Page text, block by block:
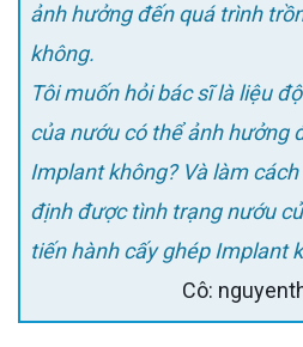
ảnh hưởng đến quá trình
không.
Tôi muốn hỏi bác sĩ là liệu độ đàn hồi và sức khoẻ
của nướu có thể ảnh hưởng
Implant không? Và làm
định được tình trạng nướu
tiến hành cấy ghép Implant
Cô: